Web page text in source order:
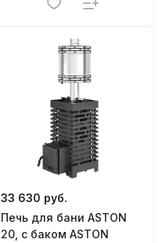
33 630 руб.
Печь для бани ASTON
20, с баком ASTON